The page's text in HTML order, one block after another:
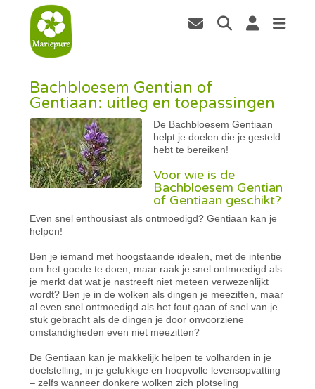
Bachbloesem Gentian of
Gentiaan: uitleg en toepassingen
De Bachbloesem Gentiaan
helpt je doelen die je gesteld
hebt te bereiken!
Voor wie is de
Bachbloesem Gentian
of Gentiaan geschikt?
Even snel enthousiast als ontmoedigd? Gentiaan kan je
helpen!
Ben je iemand met hoogstaande idealen, met de intentie
om het goede te doen, maar raak je snel ontmoedigd als
je merkt dat wat je nastreeft niet meteen verwezenlijkt
wordt? Ben je in de wolken als dingen je meezitten, maar
al even snel ontmoedigd als het fout gaan of snel van je
stuk gebracht als de dingen je door onvoorziene
omstandigheden even niet meezitten?
De Gentiaan kan je makkelijk helpen te volharden in je
doelstelling, in je gelukkige en hoopvolle levensopvatting
– zelfs wanneer donkere wolken zich plotseling